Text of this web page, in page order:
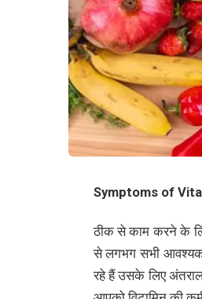
Symptoms of
ठीक से काम करने के
से लगभग सभी आवश्यक
रहे हैं उसके लिए